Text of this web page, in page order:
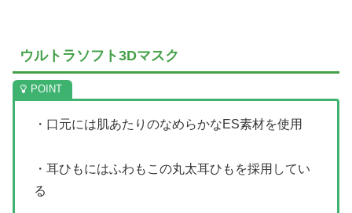
ウルトラソフト3Dマスク
・口元には肌あたりのなめらかなES素材を使用
・耳ひもにはふわもこの丸太耳ひもを採用してい
る